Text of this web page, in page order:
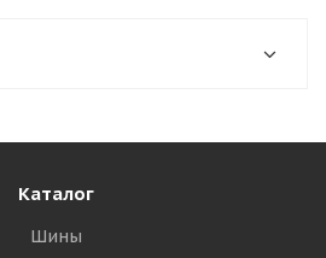
Каталог
Шины